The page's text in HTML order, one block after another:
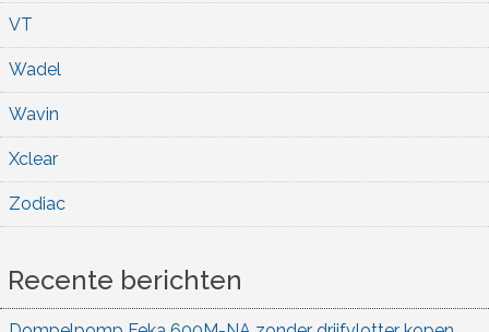
VT
Wadel
Wavin
Xclear
Zodiac
Recente berichten